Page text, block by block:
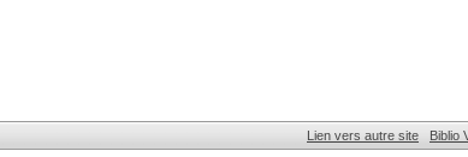
Lien vers autre site Biblio